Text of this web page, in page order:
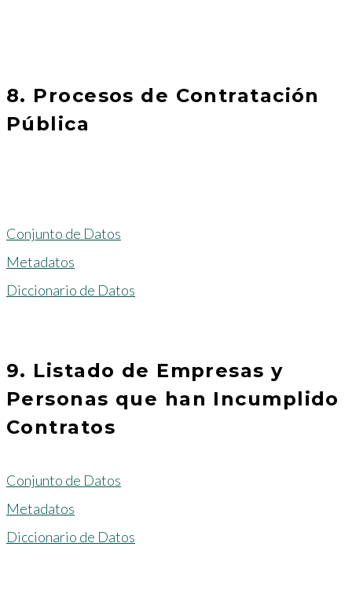
8. Procesos de Contratación
Pública
Conjunto de Datos
Metadatos
Diccionario de Datos
9. Listado de Empresas y
Personas que han Incumplido
Contratos
Conjunto de Datos
Metadatos
Diccionario de Datos